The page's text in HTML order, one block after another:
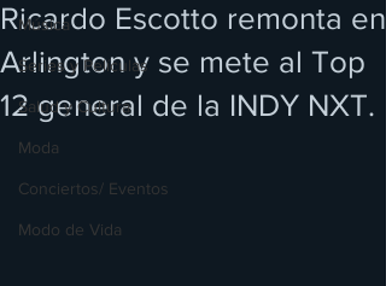
Música
Series y Películas
Salud y Cultura
Moda
Conciertos/ Eventos
Modo de Vida
Ricardo Escotto remonta en
Arlington y se mete al Top
12 general de la INDY NXT.